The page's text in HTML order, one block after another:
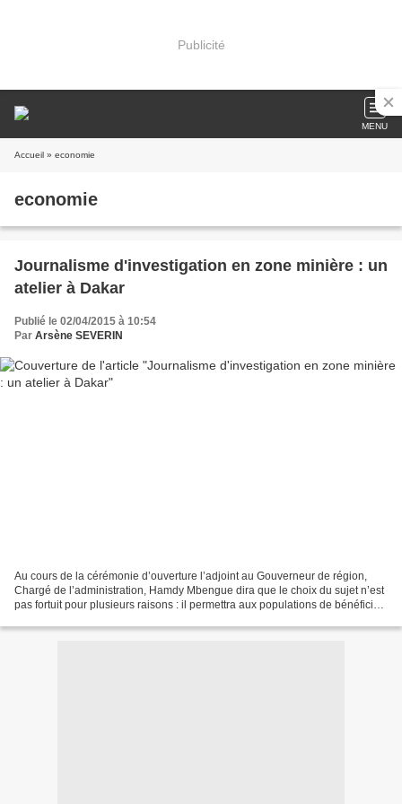
Publicité
MENU
Accueil » economie
economie
Journalisme d'investigation en zone minière : un
atelier à Dakar
Publié le 02/04/2015 à 10:54
Par Arsène SEVERIN
Au cours de la cérémonie d’ouverture l’adjoint au Gouverneur de région,
Chargé de l’administration, Hamdy Mbengue dira que le choix du sujet n’est
pas fortuit pour plusieurs raisons : il permettra aux populations de bénéficier